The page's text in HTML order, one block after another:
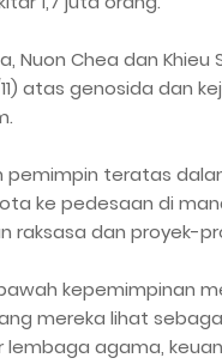
Nuon Chea dan Khieu
atas genosida dan
pemimpin teratas
ke pedesaan di
raksasa dan proyek-
kepemimpinan
mereka lihat
agama,